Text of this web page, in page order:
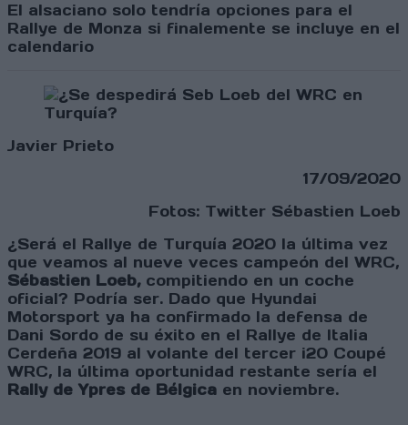
El alsaciano solo tendría opciones para el
Rallye de Monza si finalemente se incluye en el
calendario
Javier Prieto
17/09/2020
Fotos: Twitter Sébastien Loeb
¿Será el Rallye de Turquía 2020 la última vez
que veamos al nueve veces campeón del WRC,
Sébastien Loeb,compitiendo en un coche
oficial? Podría ser. Dado que Hyundai
Motorsport ya ha confirmado la defensa de
Dani Sordo de su éxito en el Rallye de Italia
Cerdeña 2019 al volante del tercer i20 Coupé
WRC, la última oportunidad restante sería el
Rally de Ypres de Bélgica en noviembre.